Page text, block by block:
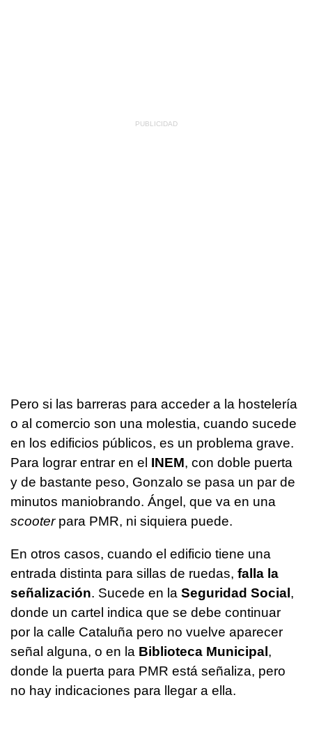
Pero si las barreras para acceder a la hostelería
o al comercio son una molestia, cuando sucede
en los edificios públicos, es un problema grave.
Para lograr entrar en el INEM, con doble puerta
y de bastante peso, Gonzalo se pasa un par de
minutos maniobrando. Ángel, que va en una
scooterpara PMR, ni siquiera puede.
En otros casos, cuando el edificio tiene una
entrada distinta para sillas de ruedas, falla la
señalización. Sucede en la Seguridad Social ,
donde un cartel indica que se debe continuar
por la calle Cataluña pero no vuelve aparecer
señal alguna, o en la Biblioteca Municipal ,
donde la puerta para PMR está señaliza, pero
no hay indicaciones para llegar a ella.